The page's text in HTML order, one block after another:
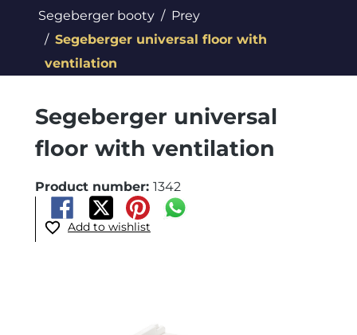
Segeberger booty
Prey
Segeberger universal floor with
ventilation
Segeberger universal
floor with ventilation
Product number: 1342
Add to wishlist